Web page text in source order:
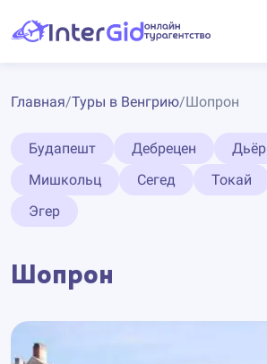
Главная/Туры в Венгрию/Шопрон
Будапешт Дебрецен
Дьёр
Мишкольц
Сегед Токай
Эгер
Шопрон